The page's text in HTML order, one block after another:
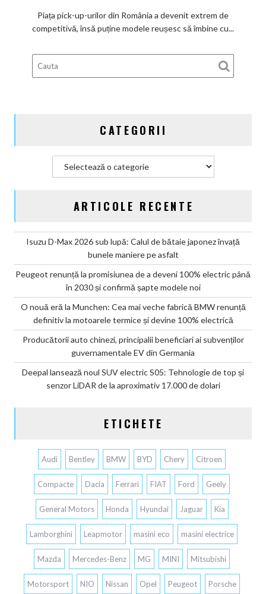
Grand:
Calul
bătaie
gata
de
Piața pick-up-urilor din România a devenit extrem de
competitivă, însă puține modele reușesc să îmbine cu...
CATEGORII
ARTICOLE RECENTE
Isuzu D-Max 2026 sub lupă: Calul de bătaie japonez învață
bunele maniere pe asfalt
Peugeot renunță la promisiunea de a deveni 100% electric până
în 2030 și confirmă șapte modele noi
O nouă eră la Munchen: Cea mai veche fabrică BMW renunță
definitiv la motoarele termice și devine 100% electrică
Producătorii auto chinezi, principalii beneficiari ai subvenților
guvernamentale EV din Germania
Deepal lansează noul SUV electric S05: Tehnologie de top și
senzor LiDAR de la aproximativ 17.000 de dolari
ETICHETE
Audi Bentley BMW BYD Chery Citroen
Compacte Dacia Ferrari FIAT Ford Geely
General Motors Honda Hyundai Jaguar Kia
Lamborghini Leapmotor masini eco masini electrice
Mazda Mercedes-Benz MG MINI Mitsubishi
Motorsport NIO Nissan Opel Peugeot Porsche